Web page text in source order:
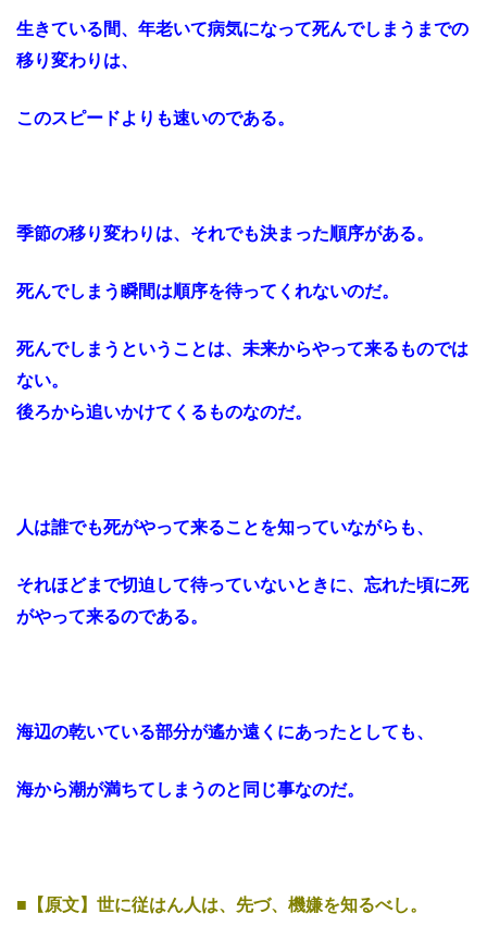
生きている間、年老いて病気になって死んでしまうまでの
移り変わりは、
このスピードよりも速いのである。
季節の移り変わりは、それでも決まった順序がある。
死んでしまう瞬間は順序を待ってくれないのだ。
死んでしまうということは、未来からやって来るものでは
ない。
後ろから追いかけてくるものなのだ。
人は誰でも死がやって来ることを知っていながらも、
それほどまで切迫して待っていないときに、忘れた頃に死
がやって来るのである。
海辺の乾いている部分が遙か遠くにあったとしても、
海から潮が満ちてしまうのと同じ事なのだ。
■【原文】世に従はん人は、先づ、機嫌を知るべし。